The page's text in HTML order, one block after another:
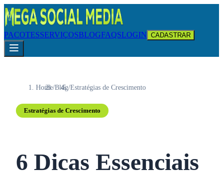
PACOTESSERVIÇOSBLOGFAQSLOGIN CADASTRAR
Home/Blog/Estratégias de Crescimento
Estratégias de Crescimento
6 Dicas Essenciais